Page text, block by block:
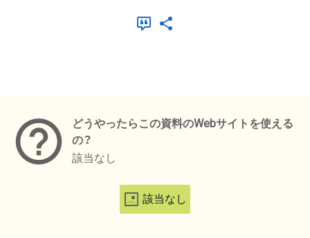
どうやったらこの資料のWebサイトを使える
の？
該当なし
該当なし